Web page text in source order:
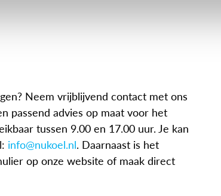
Neem vrijblijvend contact met ons
passend advies op maat voor het
tussen 9.00 en 17.00 uur. Je kan
info@nukoel.nl. Daarnaast is het
op onze website of maak direct